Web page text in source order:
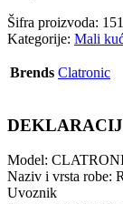
Šifra proizvoda:
Kategorije: Mali
Brends Clatronic
Model:
Naziv i vrsta robe:
Uvoznik